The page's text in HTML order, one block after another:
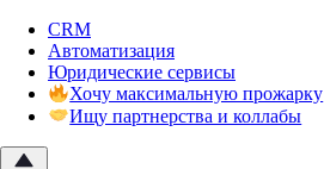
CRM
Автоматизация
Юридические сервисы
Хочу максимальную прожарку
Ищу партнерства и коллабы